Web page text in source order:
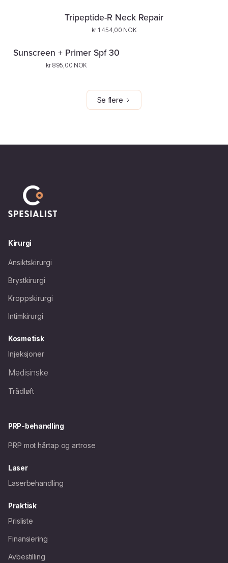
Tripeptide-R Neck Repair
kr 1 454,00 NOK
Sunscreen + Primer Spf 30
kr 895,00 NOK
Se flere
Kirurgi
Ansiktskirurgi
Brystkirurgi
Kroppskirurgi
Intimkirurgi
Kosmetisk
Injeksjoner
Medisinske
Trådløft
PRP-behandling
PRP mot hårtap og artrose
Laser
Laserbehandling
Praktisk
Prisliste
Finansiering
Avbestilling